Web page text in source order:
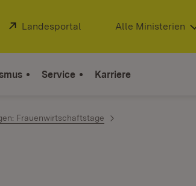
Extern:
Landesportal (Öffnet in neuem Fenster)
Alle Ministerien
Service Karriere
Frauenwirtschaftstage